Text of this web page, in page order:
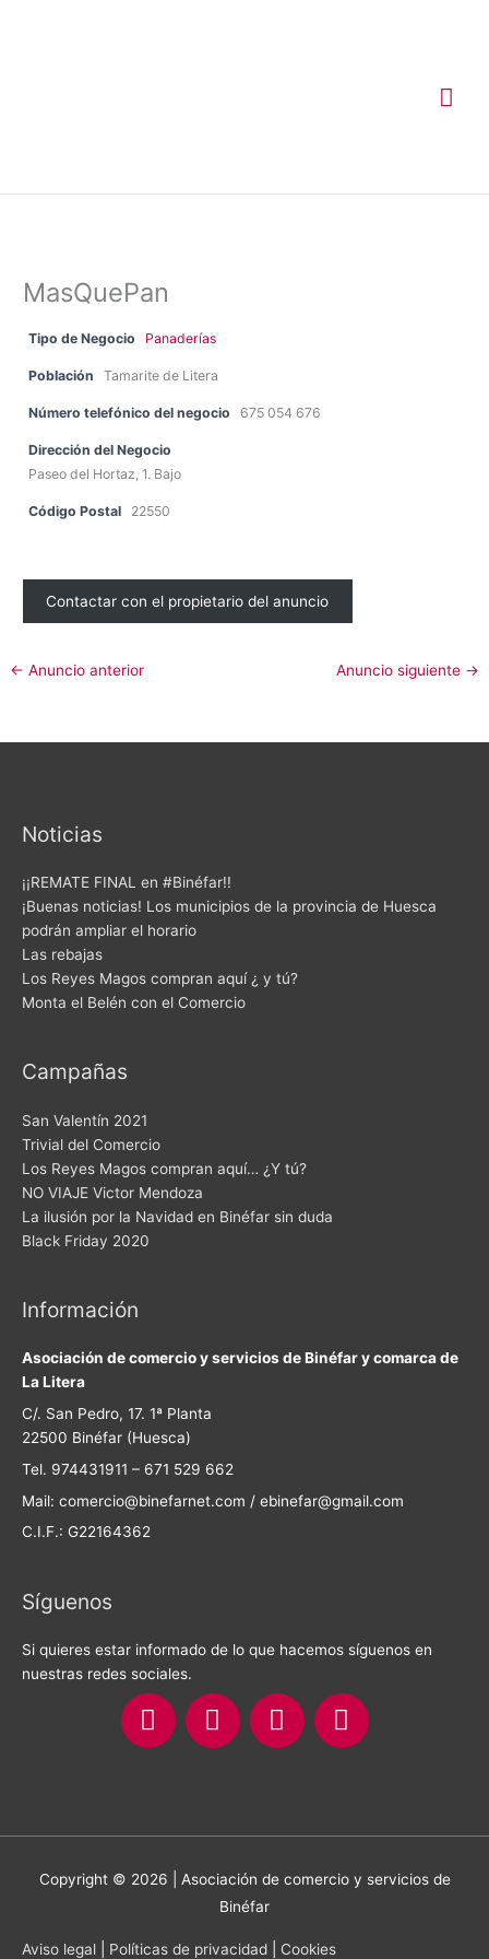
MasQuePan
Tipo de Negocio Panaderías
Población Tamarite de Litera
Número telefónico del negocio 675 054 676
Dirección del Negocio
Paseo del Hortaz, 1. Bajo
Código Postal 22550
Contactar con el propietario del anuncio
← Anuncio anterior Anuncio siguiente →
Noticias
¡¡REMATE FINAL en #Binéfar!!
¡Buenas noticias! Los municipios de la provincia de Huesca
podrán ampliar el horario
Las rebajas
Los Reyes Magos compran aquí ¿ y tú?
Monta el Belén con el Comercio
Campañas
San Valentín 2021
Trivial del Comercio
Los Reyes Magos compran aquí… ¿Y tú?
NO VIAJE Victor Mendoza
La ilusión por la Navidad en Binéfar sin duda
Black Friday 2020
Información
Asociación de comercio y servicios de Binéfar y comarca de
La Litera
C/. San Pedro, 17. 1ª Planta
22500 Binéfar (Huesca)
Tel. 974431911 – 671 529 662
Mail: comercio@binefarnet.com / ebinefar@gmail.com
C.I.F.: G22164362
Síguenos
Si quieres estar informado de lo que hacemos síguenos en
nuestras redes sociales.
F
a
b
o
I
n
a
r
a
m
T
w
t
r
Y
o
u
e
Copyright © 2026 | Asociación de comercio y servicios de
Binéfar
Aviso legal Políticas de privacidad Cookies